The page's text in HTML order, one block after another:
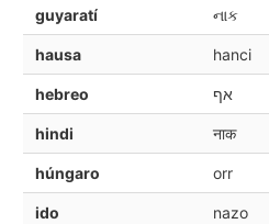
guyaratí નાક
hausa hanci
hebreo אף
hindi नाक
húngaro orr
ido nazo